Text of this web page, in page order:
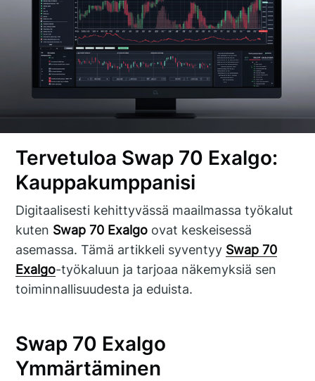
Tervetuloa Swap 70 Exalgo:
Kauppakumppanisi
Digitaalisesti kehittyvässä maailmassa työkalut
kuten Swap 70 Exalgo ovat keskeisessä
asemassa. Tämä artikkeli syventyy Swap 70
Exalgo-työkaluun ja tarjoaa näkemyksiä sen
toiminnallisuudesta ja eduista.
Swap 70 Exalgo
Ymmärtäminen